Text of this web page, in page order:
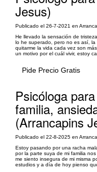
Jesus)
Publicado el 26-7-2021 en
He llevado la sensación de
lo he superado, pero no es así, la
quitarme la vida cada vez son
un motivo por el cuál vivir, estoy
Pide Precio Gratis
Psicóloga
familia,
(Arrancapins
Publicado el 22-8-2025 en
Estoy pasando por una racha
por la parte suya de mi familia
me siento insegura de mi misma
estudios y a día de hoy pienso